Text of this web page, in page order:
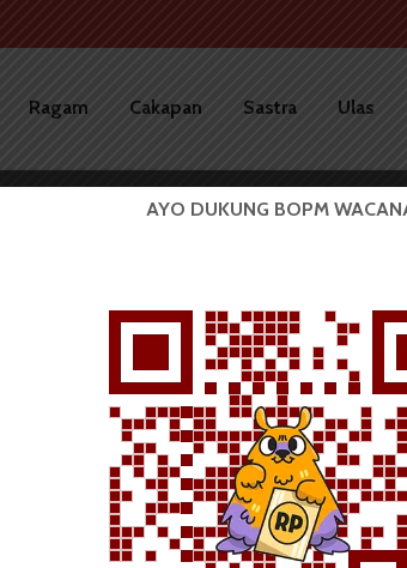
Ragam Cakapan Sastra Ulas
AYO DUKUNG BOPM